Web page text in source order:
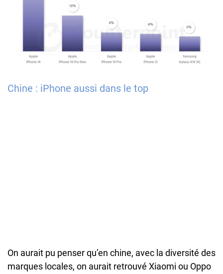
Chine : iPhone aussi dans le top
On aurait pu penser qu’en chine, avec la diversité des
marques locales, on aurait retrouvé Xiaomi ou Oppo